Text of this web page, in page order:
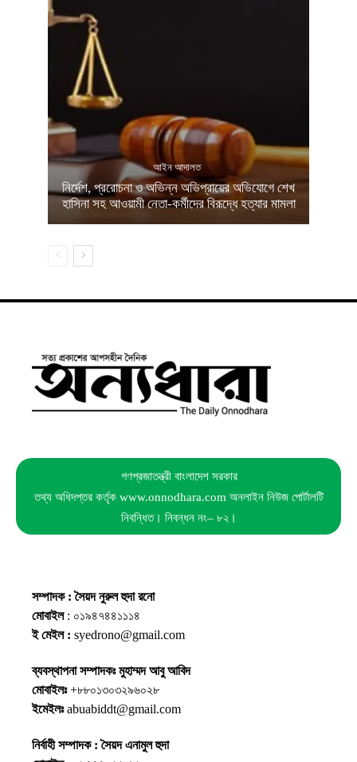
আইন আদালত
নির্দেশ, প্ররোচনা ও অভিন্ন অভিপ্রায়ের অভিযোগে শেখ
হাসিনা সহ আওয়ামী নেতা-কর্মীদের বিরূদ্ধে হত্যার মামলা
গণপ্রজাতন্ত্রী বাংলাদেশ সরকার
তথ্য অধিদপ্তর কর্তৃক www.onnodhara.com অনলাইন নিউজ পোর্টালটি
নিবন্ধিত। নিবন্ধন নং– ৮২।
সম্পাদক : সৈয়দ নুরুল হুদা রনো
মোবাইল: ০১৯৪৭৪৪১১১৪
ই মেইল : syedrono@gmail.com
ব্যবস্থাপনা সম্পাদকঃ মুহাম্মদ আবু আবিদ
মোবাইলঃ+৮৮০১৩০৩২৯৬০২৮
ইমেইলঃabuabiddt@gmail.com
নির্বাহী সম্পাদক : সৈয়দ এনামুল হুদা